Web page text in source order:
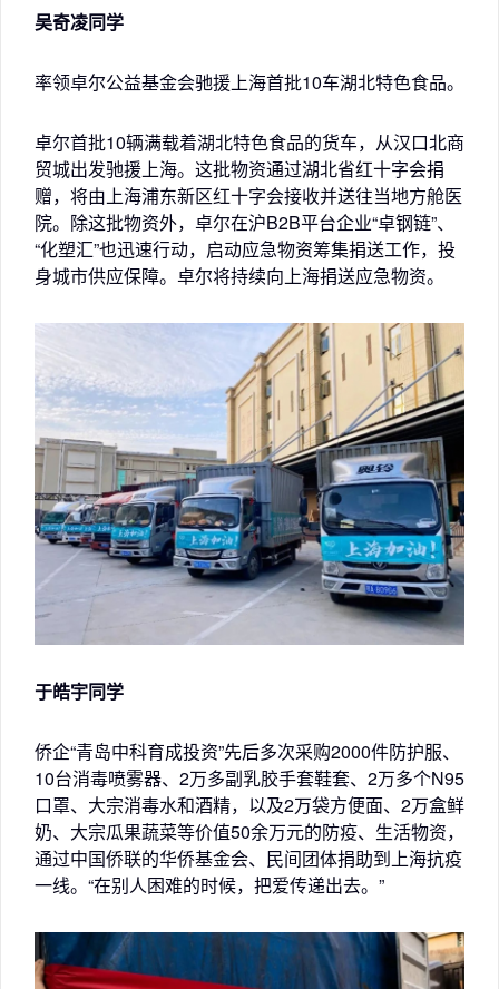
吴奇凌同学
率领卓尔公益基金会驰援上海首批10车湖北特色食品。
卓尔首批10辆满载着湖北特色食品的货车，从汉口北商
贸城出发驰援上海。这批物资通过湖北省红十字会捐
赠，将由上海浦东新区红十字会接收并送往当地方舱医
院。除这批物资外，卓尔在沪B2B平台企业“卓钢链”、
“化塑汇”也迅速行动，启动应急物资筹集捐送工作，投
身城市供应保障。卓尔将持续向上海捐送应急物资。
于皓宇同学
侨企“青岛中科育成投资”先后多次采购2000件防护服、
10台消毒喷雾器、2万多副乳胶手套鞋套、2万多个N95
口罩、大宗消毒水和酒精，以及2万袋方便面、2万盒鲜
奶、大宗瓜果蔬菜等价值50余万元的防疫、生活物资，
通过中国侨联的华侨基金会、民间团体捐助到上海抗疫
一线。“在别人困难的时候，把爱传递出去。”